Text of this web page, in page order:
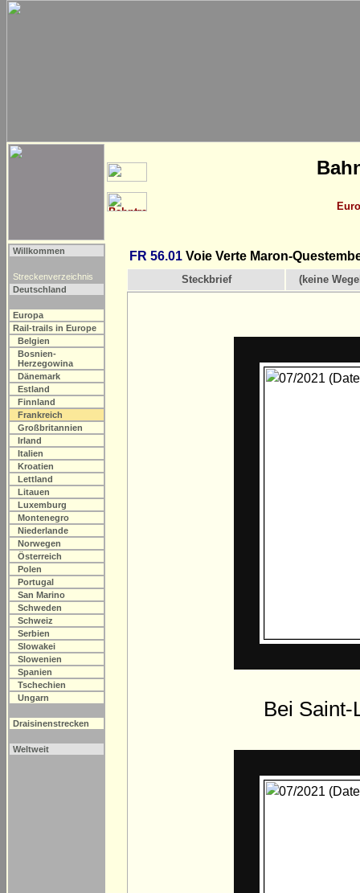
Willkommen
Streckenverzeichnis
Deutschland
Europa
Rail-trails in Europe
Belgien
Bosnien-
Herzegowina
Dänemark
Estland
Finnland
Frankreich
Großbritannien
Irland
Italien
Kroatien
Lettland
Litauen
Luxemburg
Montenegro
Niederlande
Norwegen
Österreich
Polen
Portugal
San Marino
Schweden
Schweiz
Serbien
Slowakei
Slowenien
Spanien
Tschechien
Ungarn
Draisinenstrecken
Weltweit
FR 56.01 Voie Verte Maron-
Steckbrief (keine
Bei